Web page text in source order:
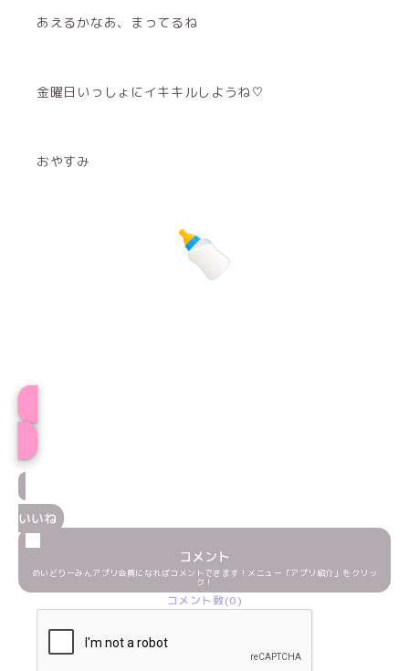
あえるかなあ、まってるね
金曜日いっしょにイキキルしようね♡
おやすみ
いいね
コメント
めいどりーみんアプリ会員になればコメントできます！メニュー「アプリ紹介」をクリッ
ク！
コメント数(0)